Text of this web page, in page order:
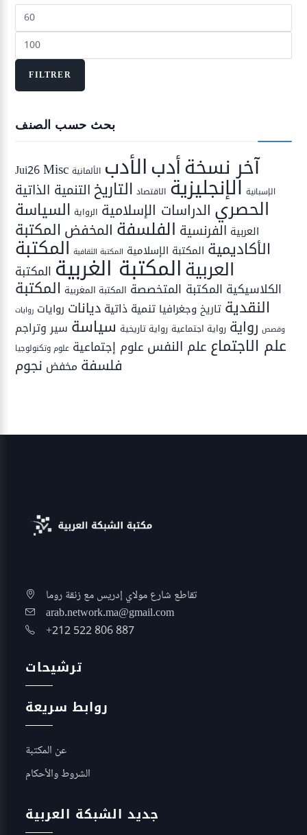
Prix
min
Prix
max
FILTRER
بحث حسب الصنف
Jui26Misc آخر نسخةأدبالأدب الألمانية
الإسبانية الإنجليزية الاقتصاد التاريخ التنمية الذاتية
الحصري الدراسات الإسلامية الرواية السياسة
العربية الفرنسية الفلسفة المخفض المكتبة
الأكاديمية المكتبة الإسلامية المكتبة الثقافية المكتبة
العربيةالمكتبة الغربية المكتبة
الكلاسيكية المكتبة المتخصصة المكتبة المغربية المكتبة
النقدية تاريخ وجغرافيا تنمية ذاتية ديانات روايات روايات
وقصص رواية رواية اجتماعية رواية تاريخية سياسة سير وتراجم
علم الاجتماع علم النفس علوم إجتماعية علوم وتكنولوجيا
فلسفة مخفض نجوم
تقاطع شارع مولاي إدريس مع زنقة روما
arab.network.ma@gmail.com
+212 522 806 887
ترشيحات
روابط سريعة
عن المكتبة
الشروط والأحكام
جديد الشبكة العربية